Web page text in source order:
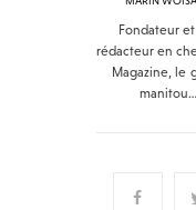
Fondateur
rédacteur en
Magazine, le
manitou…